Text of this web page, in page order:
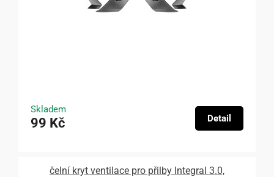
Skladem
99 Kč Detail
čelní kryt ventilace pro přilby Integral 3.0,